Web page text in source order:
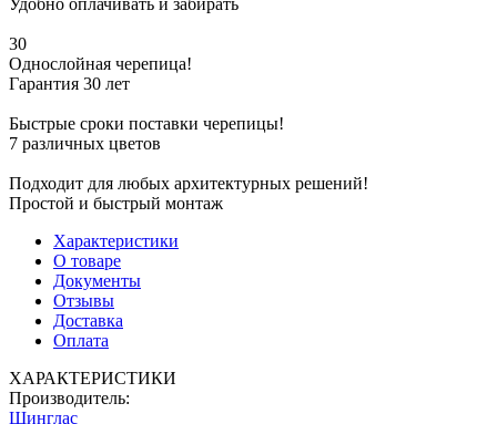
30
Однослойная черепица!
Гарантия 30 лет
Быстрые сроки поставки черепицы!
7 различных цветов
Подходит для любых архитектурных решений!
Простой и быстрый монтаж
Характеристики
О товаре
Документы
Отзывы
Доставка
Оплата
ХАРАКТЕРИСТИКИ
Производитель:
Шинглас